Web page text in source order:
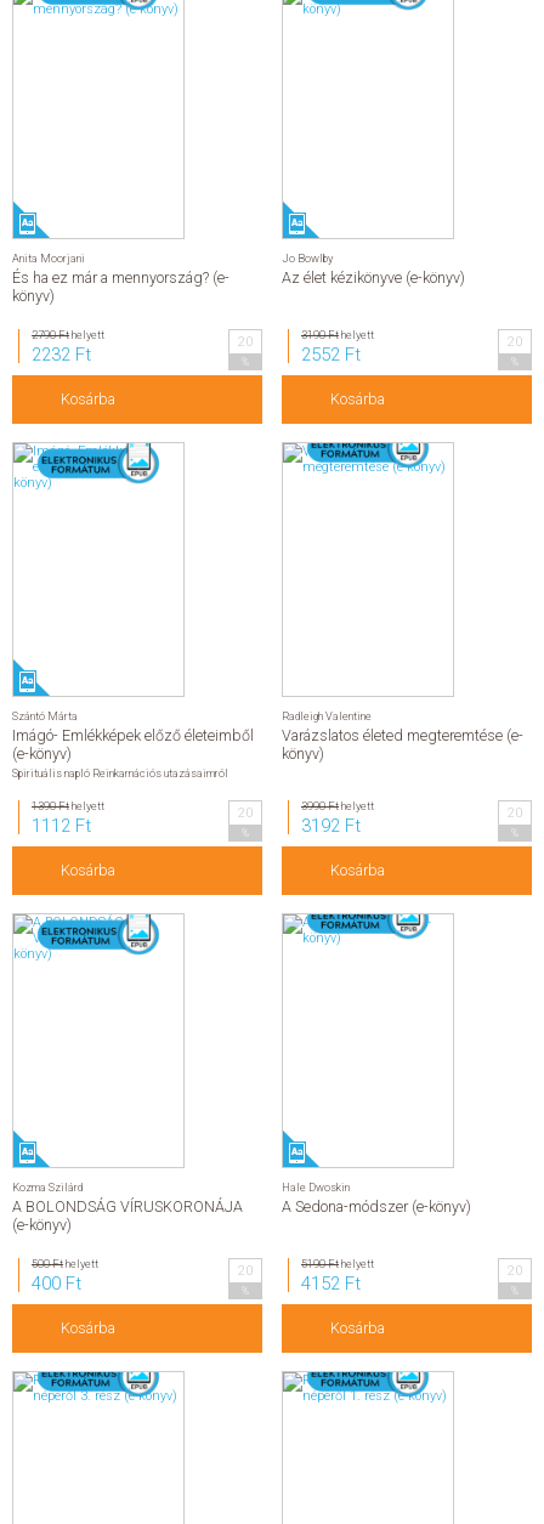
Anita Moorjani
És ha ez már a mennyország? (e-
könyv)
2790 Fthelyett
2232 Ft
20
Kosárba
Jo Bowlby
Az élet kézikönyve (e-könyv)
3190 Fthelyett
2552 Ft
20
Kosárba
Szántó Márta
Imágó- Emlékképek előző életeimből
(e-könyv)
Spirituális napló Reinkarnációs utazásaimról
1390 Fthelyett
1112 Ft
20
Kosárba
Radleigh Valentine
Varázslatos életed megteremtése (e-
könyv)
3990 Fthelyett
3192 Ft
20
Kosárba
Kozma Szilárd
A BOLONDSÁG VÍRUSKORONÁJA
(e-könyv)
500 Fthelyett
400 Ft
20
Kosárba
Hale Dwoskin
A Sedona-módszer (e-könyv)
5190 Fthelyett
4152 Ft
20
Kosárba